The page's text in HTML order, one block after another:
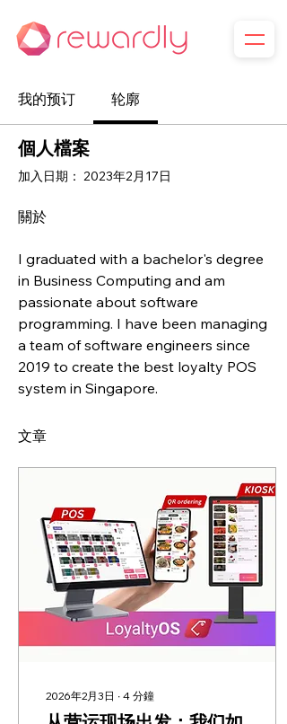
我的预订 轮廓
個人檔案
加入日期： 2023年2月17日
關於
I graduated with a bachelor's degree
in Business Computing and am
passionate about software
programming. I have been managing
a team of software engineers since
2019 to create the best loyalty POS
system in Singapore.
文章
2026年2月3日 ∙ 4 分鐘